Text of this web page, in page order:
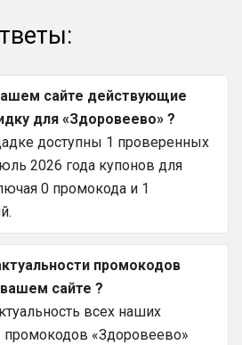
сайте действующие
для «Здоровеево» ?
доступны 1 проверенных
2026 года купонов для
0 промокода и 1
промокодов
сайте ?
всех наших
промокодов «Здоровеево»